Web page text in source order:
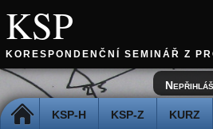
KSP
KORESPONDENČNÍ SEMINÁŘ Z
DOMŮ KSP-H KSP-Z KURZ